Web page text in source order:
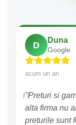
D
Duna
Google
acum un an
"Preturi si
alta firma nu
preturile sunt